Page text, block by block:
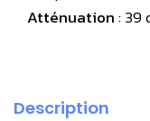
Atténuation: 39
Description